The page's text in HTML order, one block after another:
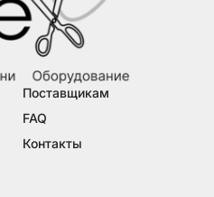
Поставщикам
FAQ
Контакты